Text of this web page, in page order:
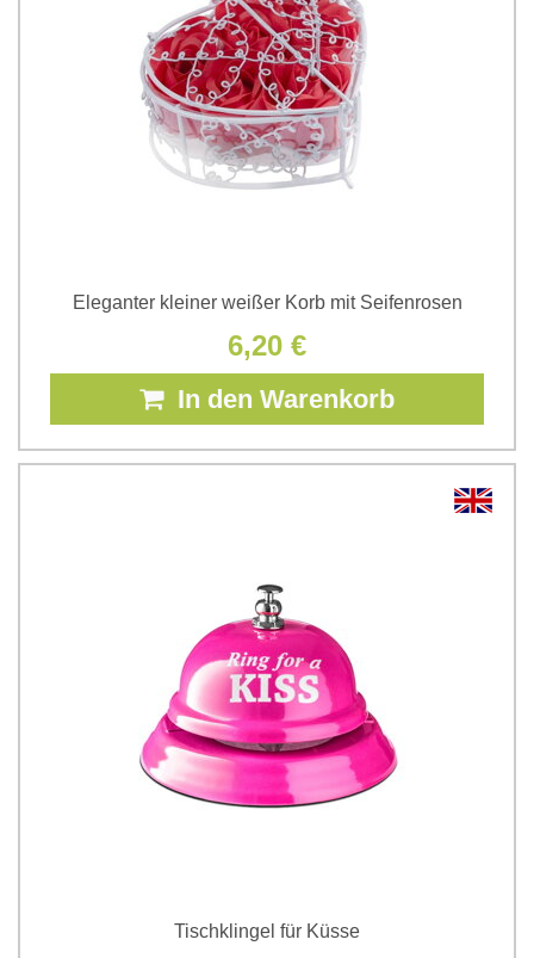
Eleganter kleiner weißer Korb mit Seifenrosen
6,20 €
In den Warenkorb
Tischklingel für Küsse